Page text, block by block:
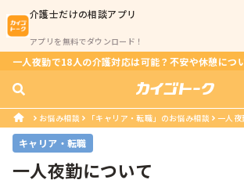
介護士だけの相談アプリ
アプリを無料でダウンロード！
一人夜勤で18人の介護対応は可能？不安や休憩につ
お悩み相談 「キャリア・転職」のお悩み相談 一人
キャリア・転職
一人夜勤について